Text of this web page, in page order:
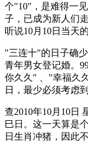
个"10"，是难得一
子，已成为新人们
听说10月10日当天
"三连十"的日子确
青年男女登记婚。
你久久" 、"幸福久
日，最少必须考虑
查2010年10月10日
巳日。这一天算是
日生肖冲猪，因此